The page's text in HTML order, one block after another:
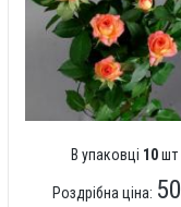
В упаковці 10шт
Роздрібна ціна: 50